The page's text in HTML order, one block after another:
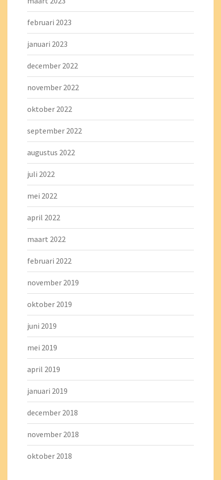
februari 2023
januari 2023
december 2022
november 2022
oktober 2022
september 2022
augustus 2022
juli 2022
mei 2022
april 2022
maart 2022
februari 2022
november 2019
oktober 2019
juni 2019
mei 2019
april 2019
januari 2019
december 2018
november 2018
oktober 2018